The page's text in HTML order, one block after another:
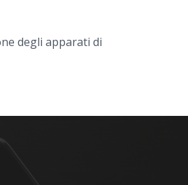
degli apparati di